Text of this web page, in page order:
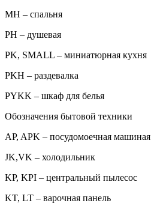
MH – спальня
PH – душевая
PK, SMALL – миниатюрная кухня
PKH – раздевалка
PYKK – шкаф для белья
Обозначения бытовой техники
AP, APK – посудомоечная машиная
JK,VK – холодильник
KP, KPI – центральный пылесос
KT, LT – варочная панель